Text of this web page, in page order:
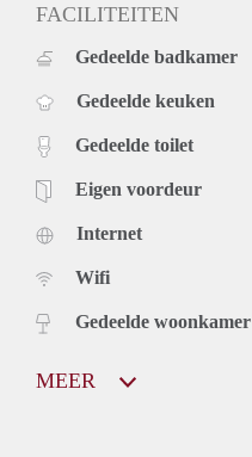
FACILITEITEN
Gedeelde badkamer
Gedeelde keuken
Gedeelde toilet
Eigen voordeur
Internet
Wifi
Gedeelde woonkamer
MEER